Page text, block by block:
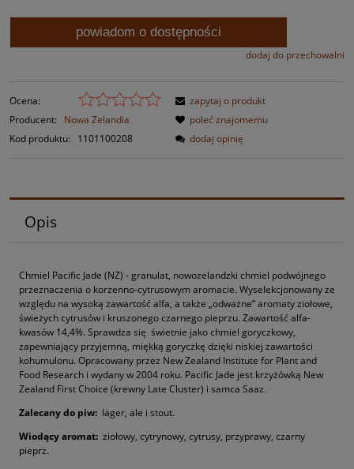
powiadom o dostępności
dodaj do przechowalni
Ocena:
Producent:
Nowa Zelandia
Kod produktu:
1101100208
zapytaj o produkt
poleć znajomemu
dodaj opinię
Opis
Chmiel Pacific Jade (NZ) - granulat, nowozelandzki chmiel podwójnego
przeznaczenia o korzenno-cytrusowym aromacie. Wyselekcjonowany ze
względu na wysoką zawartość alfa, a także „odważne” aromaty ziołowe,
świeżych cytrusów i kruszonego czarnego pieprzu. Zawartość alfa-
kwasów 14,4%. Sprawdza się świetnie jako chmiel goryczkowy,
zapewniający przyjemną, miękką goryczkę dzięki niskiej zawartości
kohumulonu. Opracowany przez New Zealand Institute for Plant and
Food Research i wydany w 2004 roku. Pacific Jade jest krzyżówką New
Zealand First Choice (krewny Late Cluster) i samca Saaz.
Zalecany do piw: lager, ale i stout.
Wiodący aromat: ziołowy, cytrynowy, cytrusy, przyprawy, czarny
pieprz.